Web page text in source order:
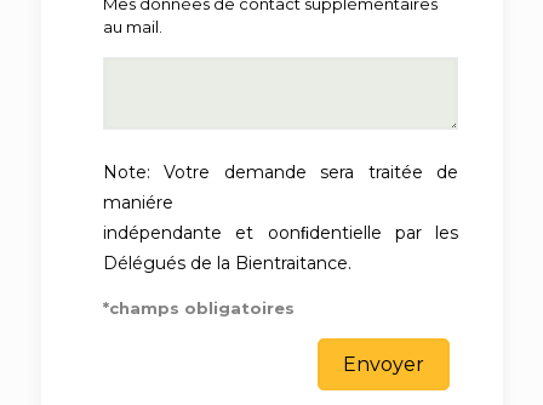
au mail.
Note: Votre demande sera traitée de
maniére
indépendante et oonﬁdentielle par les
Délégués de la Bientraitance.
*champs obligatoires